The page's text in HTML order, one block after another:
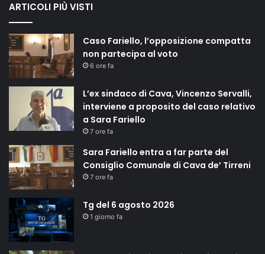
ARTICOLI PIÙ VISTI
Caso Fariello, l’opposizione compatta
non partecipa al voto
6 ore fa
L’ex sindaco di Cava, Vincenzo Servalli,
interviene a proposito del caso relativo
a Sara Fariello
7 ore fa
Sara Fariello entra a far parte del
Consiglio Comunale di Cava de’ Tirreni
7 ore fa
Tg del 6 agosto 2026
1 giorno fa